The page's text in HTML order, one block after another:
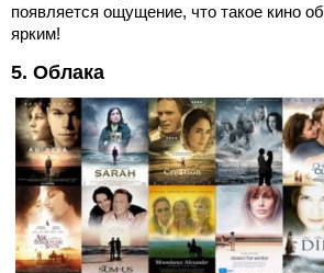
появляется ощущение, что такое кино
ярким!
5. Облака